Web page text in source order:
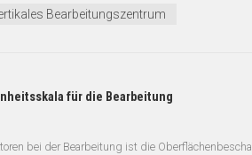
Bearbeitungszentrum
für die Bearbeitung
bei der Bearbeitung ist die